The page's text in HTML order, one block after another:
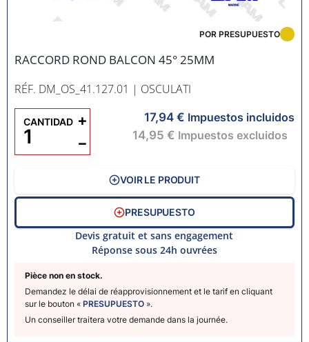
RACCORD ROND BALCON 45° 25MM
RÉF. DM_OS_41.127.01 | OSCULATI
Pièce non en stock.
Demandez le délai de réapprovisionnement et le tarif en cliquant
sur le bouton « PRESUPUESTO ».
Un conseiller traitera votre demande dans la journée.
POR PRESUPUESTO
17,94 € Impuestos incluidos
14,95 € Impuestos excluidos
CANTIDAD
−
+
VOIR LE PRODUIT
PRESUPUESTO
Devis gratuit et sans engagement
Réponse sous 24h ouvrées